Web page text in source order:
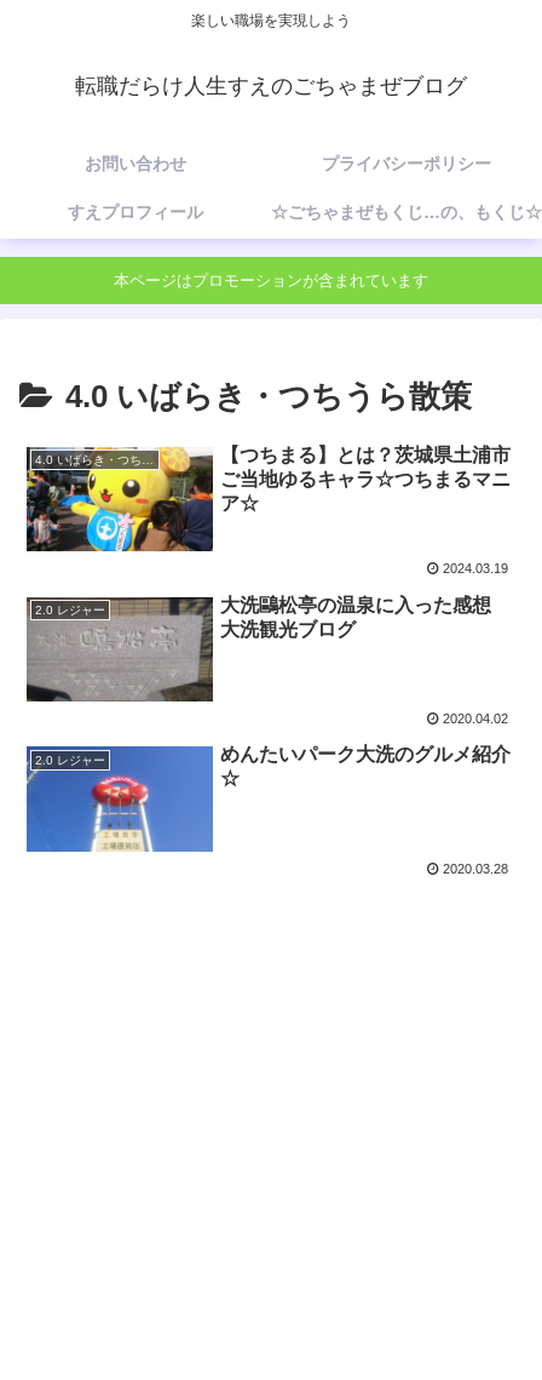
楽しい職場を実現しよう
転職だらけ人生すえのごちゃまぜブログ
お問い合わせ プライバシーポリシー
すえプロフィール ☆ごちゃまぜもくじ…の、もくじ☆
本ページはプロモーションが含まれています
4.0 いばらき・つちうら散策
4.0 いばらき・つちうら散策
【つちまる】とは？茨城県土浦市
ご当地ゆるキャラ☆つちまるマニ
ア☆
2024.03.19
2.0 レジャー
大洗鷗松亭の温泉に入った感想
大洗観光ブログ
2020.04.02
2.0 レジャー
めんたいパーク大洗のグルメ紹介
☆
2020.03.28